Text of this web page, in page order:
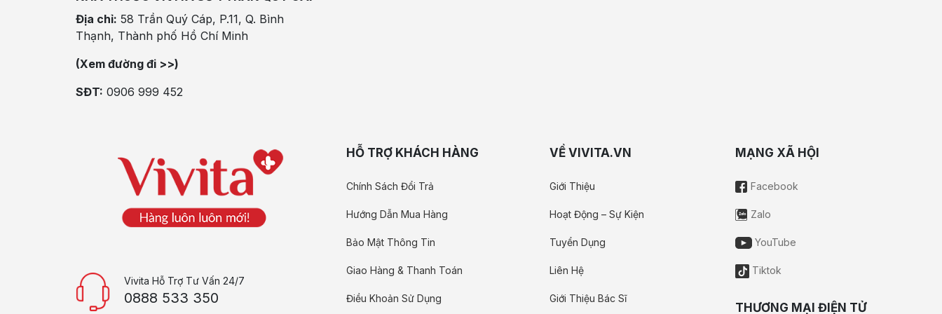
Địa chỉ: 58 Trần Quý Cáp, P.11, Q. Bình
Thạnh, Thành phố Hồ Chí Minh
(Xem đường đi >>)
SĐT: 0906 999 452
Vivita Hỗ Trợ Tư Vấn 24/7
0888 533 350
HỖ TRỢ KHÁCH HÀNG
Chính Sách Đổi Trả
Hướng Dẫn Mua Hàng
Bảo Mật Thông Tin
Giao Hàng & Thanh Toán
Điều Khoản Sử Dụng
VỀ VIVITA.VN
Giới Thiệu
Hoạt Động – Sự Kiện
Tuyển Dụng
Liên Hệ
Giới Thiệu Bác Sĩ
MẠNG XÃ HỘI
Facebook
Zalo
YouTube
Tiktok
THƯƠNG MẠI ĐIỆN TỬ